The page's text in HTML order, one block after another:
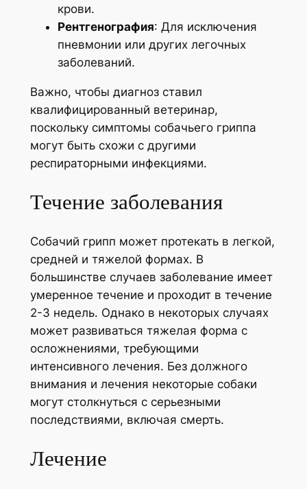
крови.
Рентгенография: Для исключения
пневмонии или других легочных
заболеваний.
Важно, чтобы диагноз ставил
квалифицированный ветеринар,
поскольку симптомы собачьего гриппа
могут быть схожи с другими
респираторными инфекциями.
Течение заболевания
Собачий грипп может протекать в легкой,
средней и тяжелой формах. В
большинстве случаев заболевание имеет
умеренное течение и проходит в течение
2-3 недель. Однако в некоторых случаях
может развиваться тяжелая форма с
осложнениями, требующими
интенсивного лечения. Без должного
внимания и лечения некоторые собаки
могут столкнуться с серьезными
последствиями, включая смерть.
Лечение